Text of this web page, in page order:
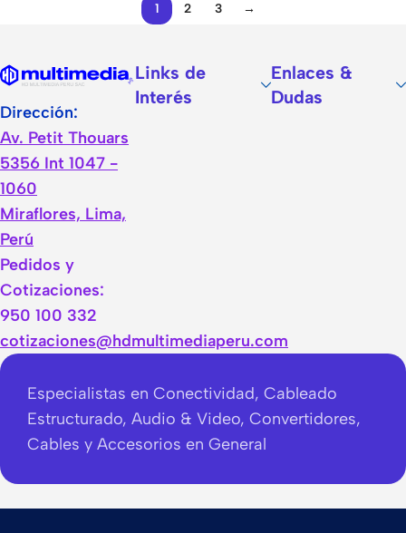
1 2 3 →
Dirección:
Av. Petit Thouars
5356 Int 1047 -
1060
Miraflores, Lima,
Perú
Pedidos y
Cotizaciones:
950 100 332
cotizaciones@hdmultimediaperu.com
Links de
Interés
Enlaces &
Dudas
Especialistas en Conectividad, Cableado
Estructurado, Audio & Video, Convertidores,
Cables y Accesorios en General